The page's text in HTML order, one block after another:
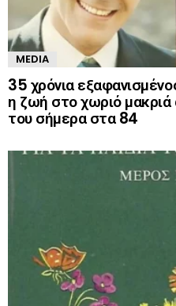
MEDIA
35 χρόνια
η ζωή στο χωριό
του σήμερα στα 84